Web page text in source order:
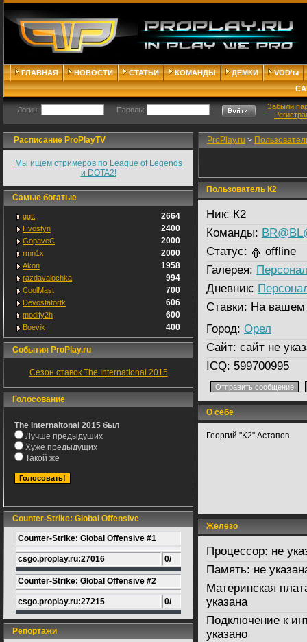
ГЛАВНАЯ НОВОСТИ СТАТЬИ КОМАНДЫ ДЕМКИ
VOD'ы
Логин: Пароль:
Забыли
Расписание ProPlayTV
Мы ищем стримеров по League of Legends
и DOTA2!
Самые богатые
ggtt 2664
Hvostyn 2400
GopaveC 2000
rmn1x 2000
Akon 1958
razdavalochka 994
CoolMast 700
Devostatortk 606
modify2h 600
Boevik 400
События ProPlay.ru
Сезон ставок The International 2015
Голосование
The Internaitonal 2015 был
Лучше предыдуших
Хуже предыдущих
Такой же
Counter-Strike: Global Offensive
Counter-Strike: Global Offensive #1
csgo.proplay.ru:27016 0/
Counter-Strike: Global Offensive #2
csgo.proplay.ru:27215 0/
Репортажи
ProPlay.ru >
Пользователь К2
Ник: К2
Команды:
Статус:
offline
Галерея:
Дневник:
Ставки: На вашем
Город: Орел
Сайт: сайт не
ICQ: 599700995
О себе
Георгий "K2" Астапов
Железо
Процессор: не
Память: не
Материнская
указана
Подключение к
указано